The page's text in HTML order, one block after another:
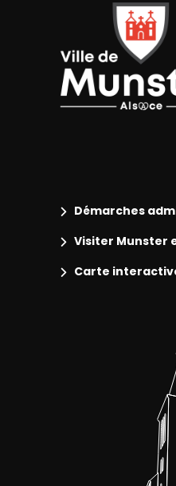
Ville de Munster
Démarches
Visiter Munster
Carte